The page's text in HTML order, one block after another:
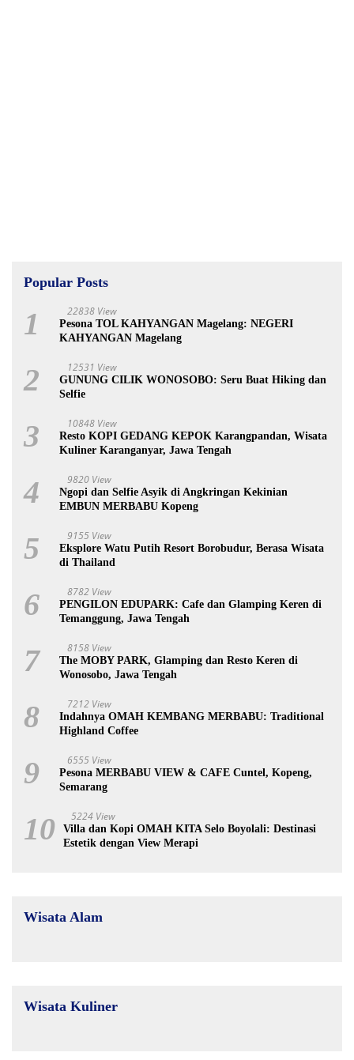
Popular Posts
1 22838 View
Pesona TOL KAHYANGAN Magelang: NEGERI
KAHYANGAN Magelang
2 12531 View
GUNUNG CILIK WONOSOBO: Seru Buat Hiking dan
Selfie
3 10848 View
Resto KOPI GEDANG KEPOK Karangpandan, Wisata
Kuliner Karanganyar, Jawa Tengah
4 9820 View
Ngopi dan Selfie Asyik di Angkringan Kekinian
EMBUN MERBABU Kopeng
5 9155 View
Eksplore Watu Putih Resort Borobudur, Berasa Wisata
di Thailand
6 8782 View
PENGILON EDUPARK: Cafe dan Glamping Keren di
Temanggung, Jawa Tengah
7 8158 View
The MOBY PARK, Glamping dan Resto Keren di
Wonosobo, Jawa Tengah
8 7212 View
Indahnya OMAH KEMBANG MERBABU: Traditional
Highland Coffee
9 6555 View
Pesona MERBABU VIEW & CAFE Cuntel, Kopeng,
Semarang
10 5224 View
Villa dan Kopi OMAH KITA Selo Boyolali: Destinasi
Estetik dengan View Merapi
Wisata Alam
Wisata Kuliner